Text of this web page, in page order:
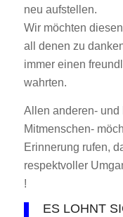
neu aufstellen.
Wir möchten
all denen zu
immer einen
wahrten.
Allen anderen-
Mitmenschen-
Erinnerung rufen,
respektvoller
!
ES LOHNT